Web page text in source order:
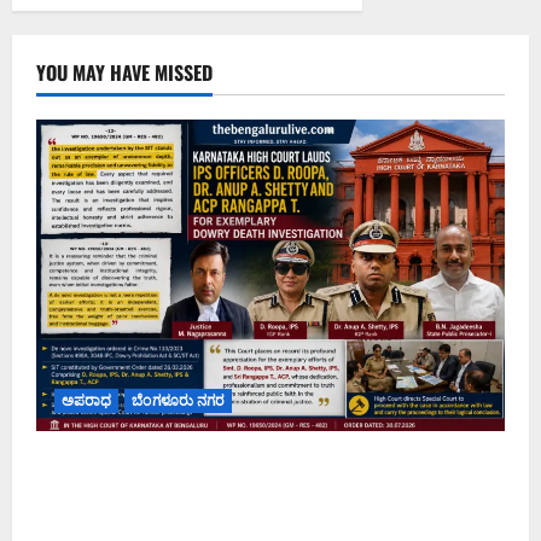
YOU MAY HAVE MISSED
ಅಪರಾಧ ಬೆಂಗಳೂರು ನಗರ